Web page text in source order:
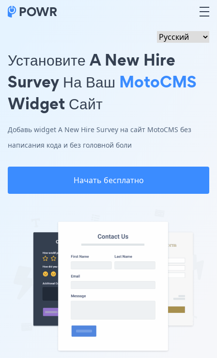
Установите A New Hire
Survey На Ваш MotoCMS
Widget Сайт
Добавь widget A New Hire Survey на сайт MotoCMS без
написания кода и без головной боли
Начать бесплатно